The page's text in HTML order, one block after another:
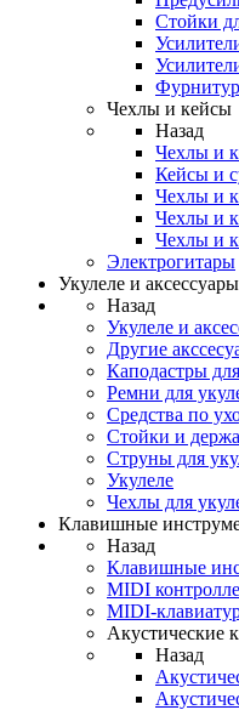
Стойки
Чехлы и кейсы
Назад
Чехлы и
Кейсы и
Чехлы и
Чехлы и
Чехлы и
Электрогитары
Укулеле и аксессуары
Назад
Укулеле и
Другие
Каподастры
Ремни для
Средства по
Стойки и
Струны для
Укулеле
Чехлы для
Клавишные
Назад
Клавишные
MIDI
MIDI-
Акустические
Назад